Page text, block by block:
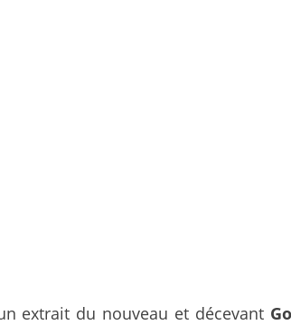
extrait du nouveau et décevant